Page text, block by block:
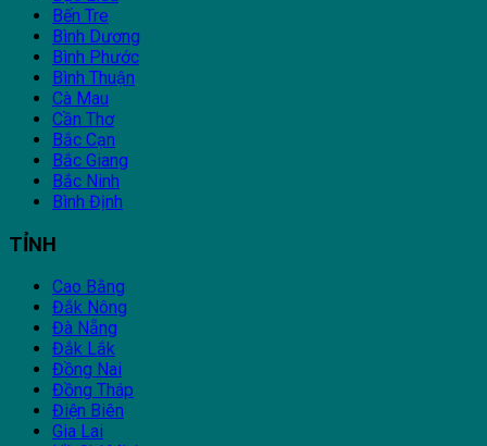
Bến Tre
Bình Dương
Bình Phước
Bình Thuận
Cà Mau
Cần Thơ
Bắc Cạn
Bắc Giang
Bắc Ninh
Bình Định
TỈNH
Cao Bằng
Đắk Nông
Đà Nẵng
Đắk Lắk
Đồng Nai
Đồng Tháp
Điện Biên
Gia Lai